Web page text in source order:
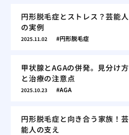
円形脱毛症とストレス？芸能人
の実例
2025.11.02 円形脱毛症
甲状腺とAGAの併発。見分け方
と治療の注意点
2025.10.23 AGA
円形脱毛症と向き合う家族！芸
能人の支え